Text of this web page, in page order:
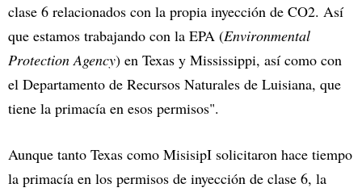
clase 6 relacionados con la propia inyección de CO2. Así
que estamos trabajando con la EPA (Environmental
Protection Agency) en Texas y Mississippi, así como con
el Departamento de Recursos Naturales de Luisiana, que
tiene la primacía en esos permisos".
Aunque tanto Texas como MisisipI solicitaron hace tiempo
la primacía en los permisos de inyección de clase 6, la